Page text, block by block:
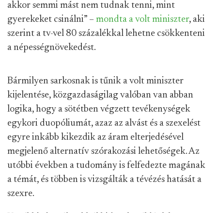
akkor semmi mást nem tudnak tenni, mint
gyerekeket csinálni” – mondta a volt miniszter, aki
szerint a tv-vel 80 százalékkal lehetne csökkenteni
a népességnövekedést.
Bármilyen sarkosnak is tűnik a volt miniszter
kijelentése, közgazdaságilag valóban van abban
logika, hogy a sötétben végzett tevékenységek
egykori duopóliumát, azaz az alvást és a szexelést
egyre inkább kikezdik az áram elterjedésével
megjelenő alternatív szórakozási lehetőségek. Az
utóbbi években a tudomány is felfedezte magának
a témát, és többen is vizsgálták a tévézés hatását a
szexre.